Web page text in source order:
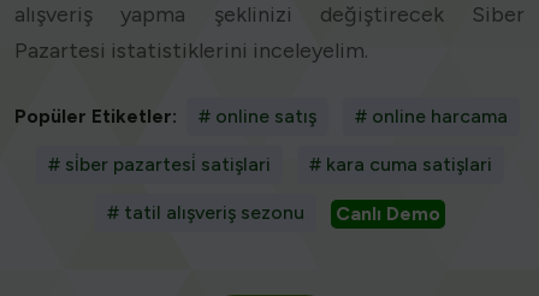
alışveriş yapma şeklinizi değiştirecek Siber
Pazartesi istatistiklerini inceleyelim.
Popüler Etiketler: # online satış # online harcama
# si̇ber pazartesi̇ satişlari # kara cuma satişlari
# tatil alışveriş sezonu Canlı Demo